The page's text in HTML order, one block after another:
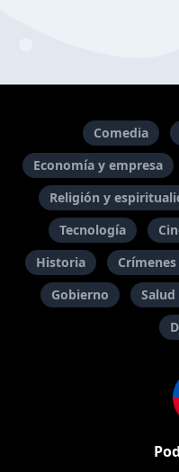
Comedia
Economía y empresa
Religión y
Tecnología
Historia
Gobierno